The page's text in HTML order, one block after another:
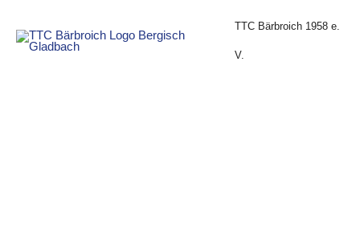
springen
TTC Bärbroich 1958 e.
V.